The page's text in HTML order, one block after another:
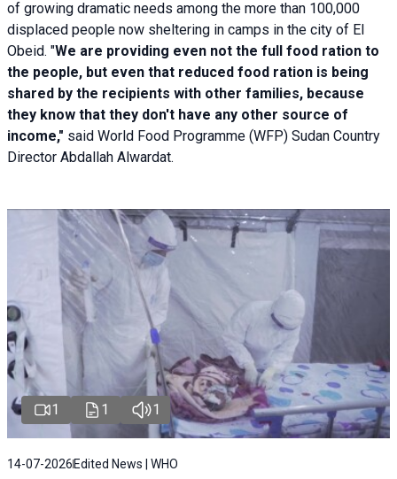
of growing dramatic needs among the more than 100,000
displaced people now sheltering in camps in the city of El
Obeid. "We are providing even not the full food ration to
the people, but even that reduced food ration is being
shared by the recipients with other families, because
they know that they don't have any other source of
income," said World Food Programme (WFP) Sudan Country
Director Abdallah Alwardat.
1 1 1
14-07-2026 Edited News | WHO